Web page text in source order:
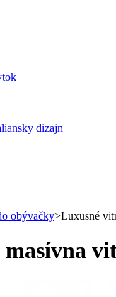
dizajn
obývačky>Luxusné